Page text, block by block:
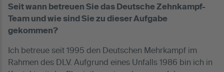
Seit wann betreuen Sie das Deutsche Zehnkampf-
Team und wie sind Sie zu dieser Aufgabe
gekommen?
Ich betreue seit 1995 den Deutschen Mehrkampf im
Rahmen des DLV. Aufgrund eines Unfalls 1986 bin ich in